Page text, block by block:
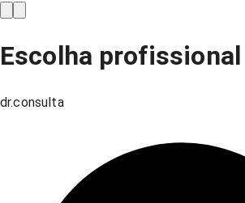
Escolha
dr.consulta